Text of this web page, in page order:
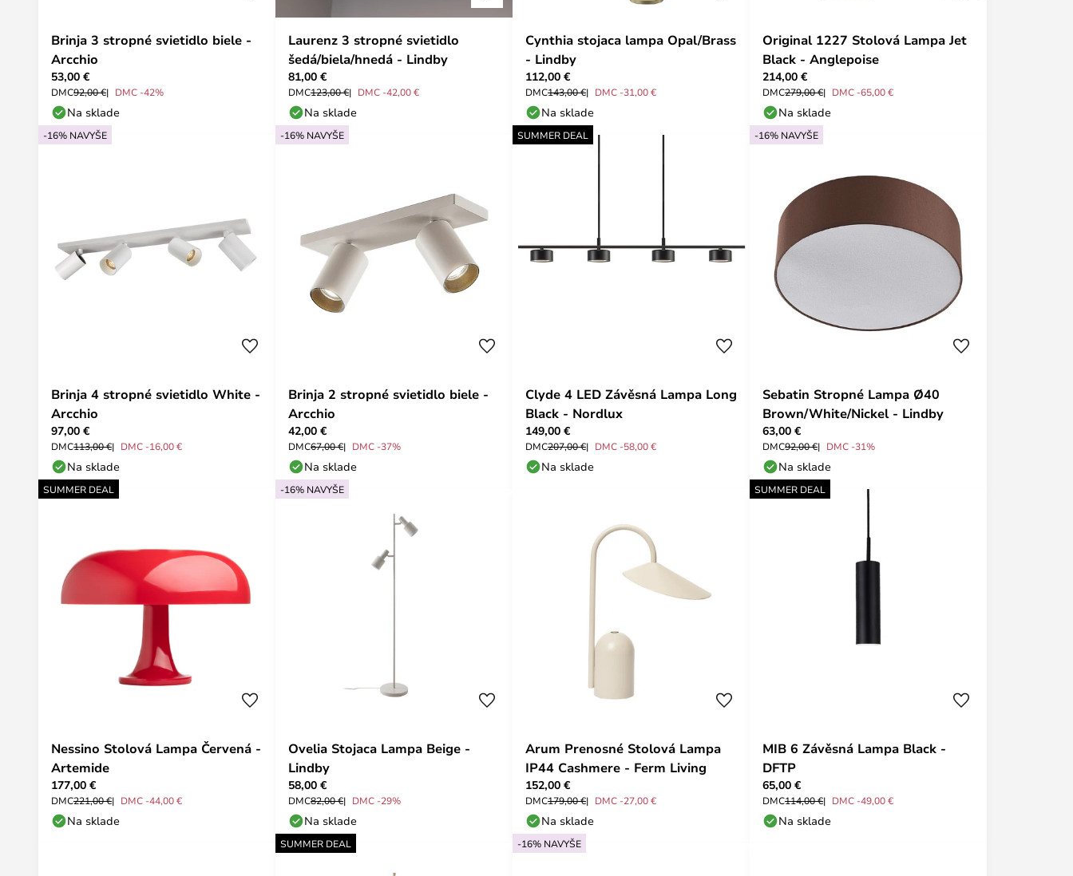
Brinja 3 stropné svietidlo biele -
Arcchio
53,00 €
DMC92,00 € DMC -42%
Na sklade
Laurenz 3 stropné svietidlo
šedá/biela/hnedá - Lindby
81,00 €
DMC123,00 € DMC -42,00 €
Na sklade
Cynthia stojaca lampa Opal/Brass
- Lindby
112,00 €
DMC143,00 € DMC -31,00 €
Na sklade
Original 1227 Stolová Lampa Jet
Black - Anglepoise
214,00 €
DMC279,00 € DMC -65,00 €
Na sklade
-16% NAVYŠE
Brinja 4 stropné svietidlo White -
Arcchio
97,00 €
DMC113,00 € DMC -16,00 €
Na sklade
-16% NAVYŠE
Brinja 2 stropné svietidlo biele -
Arcchio
42,00 €
DMC67,00 € DMC -37%
Na sklade
SUMMER DEAL
Clyde 4 LED Závěsná Lampa Long
Black - Nordlux
149,00 €
DMC207,00 € DMC -58,00 €
Na sklade
-16% NAVYŠE
Sebatin Stropné Lampa Ø40
Brown/White/Nickel - Lindby
63,00 €
DMC92,00 € DMC -31%
Na sklade
SUMMER DEAL
Nessino Stolová Lampa Červená -
Artemide
177,00 €
DMC221,00 € DMC -44,00 €
Na sklade
-16% NAVYŠE
Ovelia Stojaca Lampa Beige -
Lindby
58,00 €
DMC82,00 € DMC -29%
Na sklade
Arum Prenosné Stolová Lampa
IP44 Cashmere - Ferm Living
152,00 €
DMC179,00 € DMC -27,00 €
Na sklade
SUMMER DEAL
MIB 6 Závěsná Lampa Black -
DFTP
65,00 €
DMC114,00 € DMC -49,00 €
Na sklade
SUMMER DEAL -16% NAVYŠE